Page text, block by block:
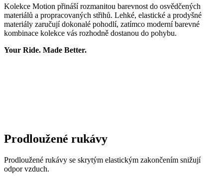
Kolekce Motion přináší rozmanitou barevnost do osvědčených
materiálů a propracovaných střihů. Lehké, elastické a prodyšné
materiály zaručují dokonalé pohodlí, zatímco moderní barevné
kombinace kolekce vás rozhodně dostanou do pohybu.
Your Ride. Made Better.
Prodloužené rukávy
Prodloužené rukávy se skrytým elastickým zakončením snižují
odpor vzduch.